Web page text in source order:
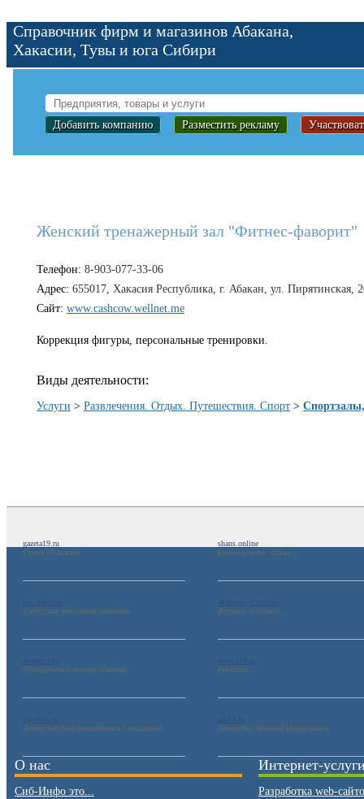
Справочник фирм и магазинов Абакана,
Хакасии, Тувы и юга Сибири
Добавить компанию Разместить рекламу
Женский тренажерный зал "Фитнес-фаворит"
Телефон: 8-903-077-33-06
Адрес: 655017, Хакасия Республика, г. Абакан, ул. Пирятинская,
Сайт: www.cashcow.wellnet.me
Коррекция фигуры, персональные тренировки.
Виды деятельности:
Услуги > Развлечения. Отдых. Путешествия. Спорт >
gazeta19.ru
Газета «Хакасия»
shans.online
Еженедельник «Шанс»
Сибирская рекламная компания
Журнал «Сорока»
Официальный портал Абакана
Репаблик
Агентство Информационных Сообщений
Агентство Деловой Информации
О нас
Сиб-Инфо это...
Интернет-
Разработка web-